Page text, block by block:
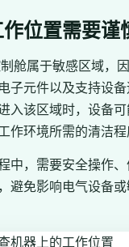
位置需要谨
舱属于敏感区域，
子元件以及支持设备
入该区域时，设备
作环境所需的清洁程
中，需要安全操作、
避免影响电气设备或